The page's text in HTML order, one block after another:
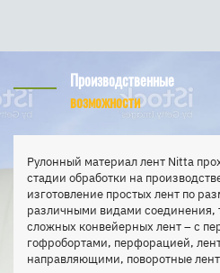
Производственные
возможности
Рулонный материал лент Nitta
стадии обработки на
изготовление простых лент по
различными видами соединения,
сложных конвейерных лент – с
гофробортами, перфорацией,
направляющими, поворотные